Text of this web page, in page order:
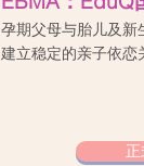
孕期父母与胎儿及新
建立稳定的亲子依恋